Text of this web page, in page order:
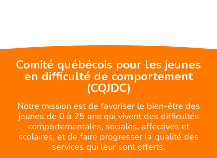
Comité québécois pour les jeunes
en difficulté de comportement
(CQJDC)
Notre mission est de favoriser le bien-être des
jeunes de 0 à 25 ans qui vivent des difficultés
comportementales, sociales, affectives et
scolaires, et de faire progresser la qualité des
services qui leur sont offerts.